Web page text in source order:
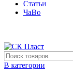
Статьи
ЧаВо
В категории